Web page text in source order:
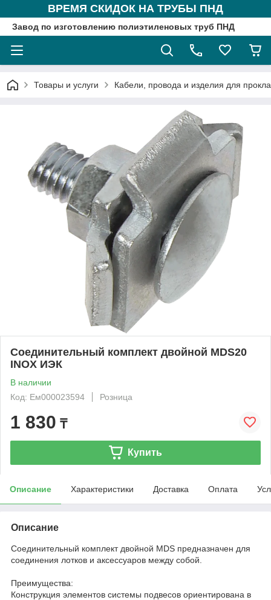
ВРЕМЯ СКИДОК НА ТРУБЫ ПНД
Завод по изготовлению полиэтиленовых труб ПНД
Товары и услуги Кабели, провода и изделия для
Соединительный комплект двойной MDS20
INOX ИЭК
В наличии
Код: Ем000023594
Розница
1 830 ₸
Купить
Описание Характеристики Доставка Оплата
Описание
Соединительный комплект двойной MDS предназначен для
соединения лотков и аксессуаров между собой.
Преимущества:
Конструкция элементов системы подвесов ориентирована в